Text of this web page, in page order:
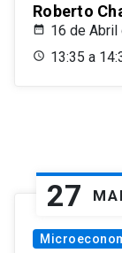
Roberto
16 de Abril
13:35 a
27